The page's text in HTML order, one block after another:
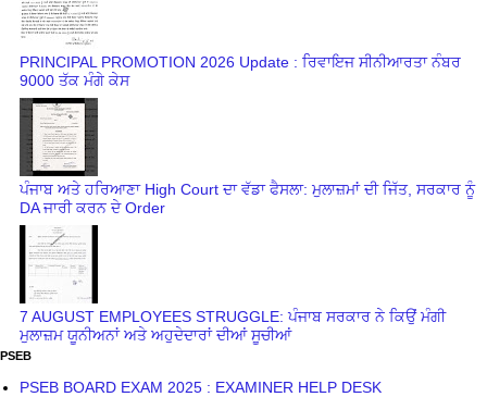
PRINCIPAL PROMOTION 2026 Update : ਰਿਵਾਇਜ ਸੀਨੀਆਰਤਾ ਨੰਬਰ
9000 ਤੱਕ ਮੰਗੇ ਕੇਸ
ਪੰਜਾਬ ਅਤੇ ਹਰਿਆਣਾ High Court ਦਾ ਵੱਡਾ ਫੈਸਲਾ: ਮੁਲਾਜ਼ਮਾਂ ਦੀ ਜਿੱਤ, ਸਰਕਾਰ ਨੂੰ
DA ਜਾਰੀ ਕਰਨ ਦੇ Order
7 AUGUST EMPLOYEES STRUGGLE: ਪੰਜਾਬ ਸਰਕਾਰ ਨੇ ਕਿਉਂ ਮੰਗੀ
ਮੁਲਾਜ਼ਮ ਯੂਨੀਅਨਾਂ ਅਤੇ ਅਹੁਦੇਦਾਰਾਂ ਦੀਆਂ ਸੂਚੀਆਂ
PSEB
PSEB BOARD EXAM 2025 : EXAMINER HELP DESK